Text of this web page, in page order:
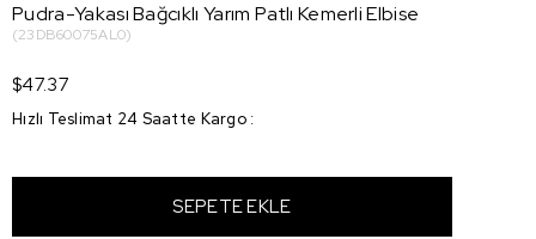
Pudra-Yakası Bağcıklı Yarım Patlı Kemerli Elbise
(23DB60075AL0)
$47.37
Hızlı Teslimat 24 Saatte Kargo :